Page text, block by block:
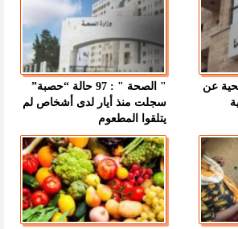
عن
" الصحة " : 97 حالة “حصبة”
سجلت منذ أيار لدى أشخاص لم
يتلقوا المطعوم